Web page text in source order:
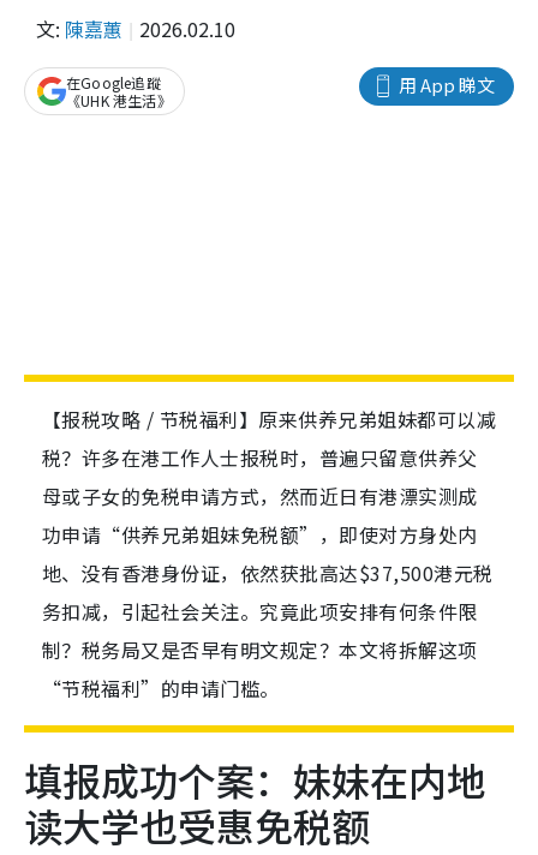
文: 陳嘉蕙 2026.02.10
用 App 睇文
在Google追蹤
《UHK 港生活》
【报税攻略 / 节税福利】原来供养兄弟姐妹都可以减
税？许多在港工作人士报税时，普遍只留意供养父
母或子女的免税申请方式，然而近日有港漂实测成
功申请“供养兄弟姐妹免税额”，即使对方身处内
地、没有香港身份证，依然获批高达$37,500港元税
务扣减，引起社会关注。究竟此项安排有何条件限
制？税务局又是否早有明文规定？本文将拆解这项
“节税福利”的申请门槛。
填报成功个案：妹妹在内地
读大学也受惠免税额